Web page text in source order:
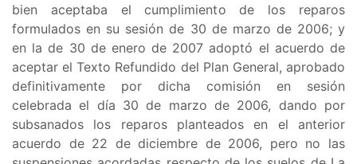
bien aceptaba el cumplimiento de los reparos
formulados en su sesión de 30 de marzo de 2006; y
en la de 30 de enero de 2007 adoptó el acuerdo de
aceptar el Texto Refundido del Plan General, aprobado
definitivamente por dicha comisión en sesión
celebrada el día 30 de marzo de 2006, dando por
subsanados los reparos planteados en el anterior
acuerdo de 22 de diciembre de 2006, pero no las